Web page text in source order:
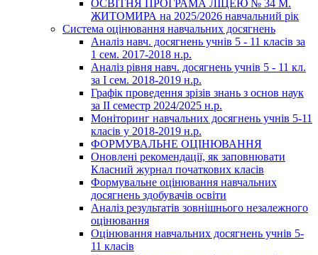
ОСВІТНЯ ПРОГРАМА ЛІЦЕЮ № 34 М.
ЖИТОМИРА на 2025/2026 навчальний рік
Система оцінювання навчальних досягнень
Аналіз навч. досягнень учнів 5 - 11 класів за
1 сем. 2017-2018 н.р.
Аналіз рівня навч. досягнень учнів 5 - 11 кл.
за І сем. 2018-2019 н.р.
Графік проведення зрізів знань з основ наук
за ІІ семестр 2024/2025 н.р.
Моніторинг навчальних досягнень учнів 5-11
класів у 2018-2019 н.р.
ФОРМУВАЛЬНЕ ОЦІНЮВАННЯ
Оновлені рекомендації, як заповнювати
Класний журнал початкових класів
Формувальне оцінювання навчальних
досягнень здобувачів освіти
Аналіз результатів зовнішнього незалежного
оцінювання
Оцінювання навчальних досягнень учнів 5-
11 класів